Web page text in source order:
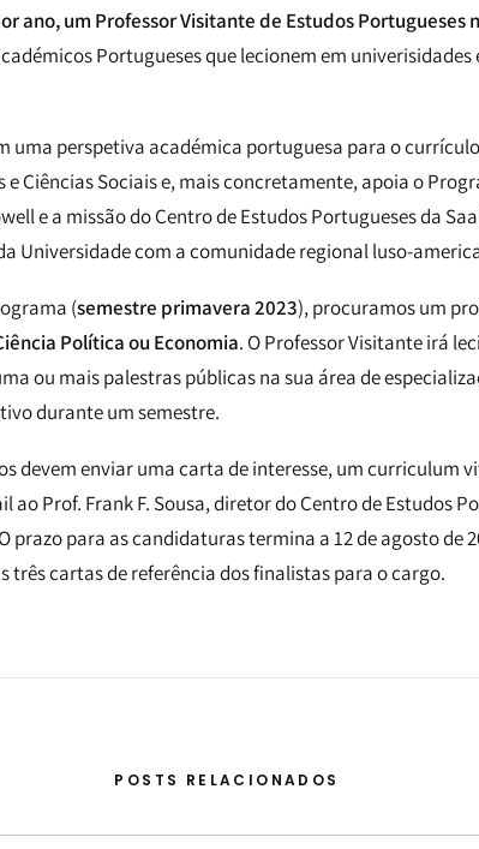
ano, um Professor Visitante de Estudos Portugueses
Portugueses que lecionem em
uma perspetiva académica portuguesa para o
e Ciências Sociais e, mais concretamente, apoia o
e a missão do Centro de Estudos Portugueses da
Universidade com a comunidade regional luso-
(semestre primavera 2023), procuramos um
Política ou Economia. O Professor Visitante irá
ou mais palestras públicas na sua área de
durante um semestre.
devem enviar uma carta de interesse, um curriculum
ao Prof. Frank F. Sousa, diretor do Centro de Estudos
prazo para as candidaturas termina a 12 de agosto de
três cartas de referência dos finalistas para o cargo.
POSTS RELACIONADOS